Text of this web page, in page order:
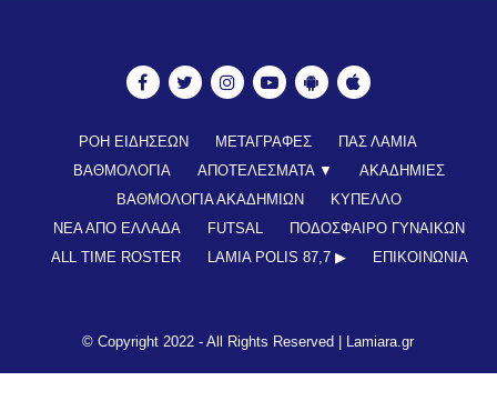
ΡΟΗ ΕΙΔΗΣΕΩΝ ΜΕΤΑΓΡΑΦΕΣ
ΠΑΣ ΛΑΜΙΑ
ΒΑΘΜΟΛΟΓΙΑ
ΑΠΟΤΕΛΕΣΜΑΤΑ ▼
ΑΚΑΔΗΜΙΕΣ
ΒΑΘΜΟΛΟΓΙΑ ΑΚΑΔΗΜΙΩΝ
ΚΥΠΕΛΛΟ